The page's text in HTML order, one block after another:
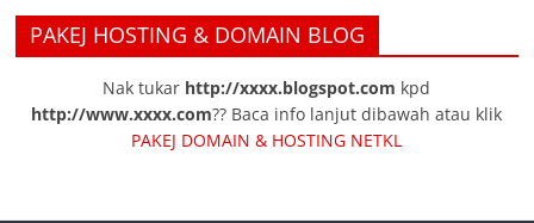
PAKEJ HOSTING & DOMAIN BLOG
Nak tukar http://xxxx.blogspot.com kpd
http://www.xxxx.com?? Baca info lanjut dibawah atau klik
PAKEJ DOMAIN & HOSTING NETKL